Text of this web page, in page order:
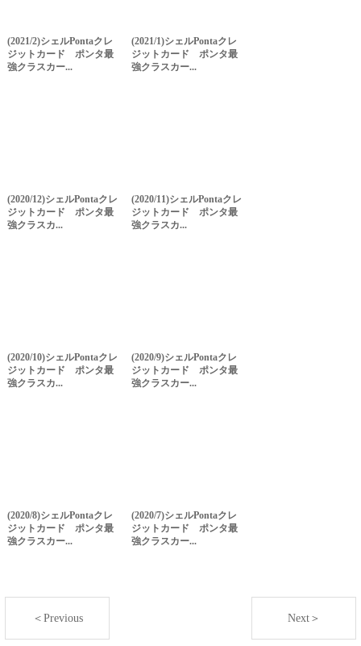
(2021/2)シェルPontaクレ
ジットカード ポンタ最
強クラスカー...
(2021/1)シェルPontaクレ
ジットカード ポンタ最
強クラスカー...
(2020/12)シェルPontaクレ
ジットカード ポンタ最
強クラスカ...
(2020/11)シェルPontaクレ
ジットカード ポンタ最
強クラスカ...
(2020/10)シェルPontaクレ
ジットカード ポンタ最
強クラスカ...
(2020/9)シェルPontaクレ
ジットカード ポンタ最
強クラスカー...
(2020/8)シェルPontaクレ
ジットカード ポンタ最
強クラスカー...
(2020/7)シェルPontaクレ
ジットカード ポンタ最
強クラスカー...
＜Previous Next＞